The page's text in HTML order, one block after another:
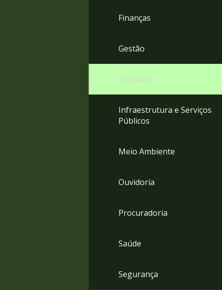
Finanças
Gestão
Governo
Infraestrutura e Serviços
Públicos
Meio Ambiente
Ouvidoria
Procuradoria
Saúde
Segurança